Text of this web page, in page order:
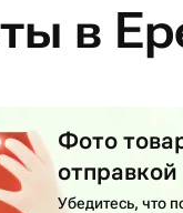
в
Фото
отправкой
Убедитесь, что